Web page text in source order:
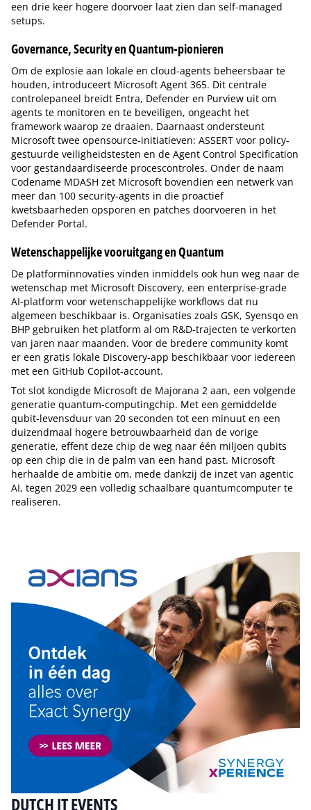
een drie keer hogere doorvoer laat zien dan self-managed
setups.
Governance, Security en Quantum-pionieren
Om de explosie aan lokale en cloud-agents beheersbaar te
houden, introduceert Microsoft Agent 365. Dit centrale
controlepaneel breidt Entra, Defender en Purview uit om
agents te monitoren en te beveiligen, ongeacht het
framework waarop ze draaien. Daarnaast ondersteunt
Microsoft twee opensource-initiatieven: ASSERT voor policy-
gestuurde veiligheidstesten en de Agent Control Specification
voor gestandaardiseerde procescontroles. Onder de naam
Codename MDASH zet Microsoft bovendien een netwerk van
meer dan 100 security-agents in die proactief
kwetsbaarheden opsporen en patches doorvoeren in het
Defender Portal.
Wetenschappelijke vooruitgang en Quantum
De platforminnovaties vinden inmiddels ook hun weg naar de
wetenschap met Microsoft Discovery, een enterprise-grade
AI-platform voor wetenschappelijke workflows dat nu
algemeen beschikbaar is. Organisaties zoals GSK, Syensqo en
BHP gebruiken het platform al om R&D-trajecten te verkorten
van jaren naar maanden. Voor de bredere community komt
er een gratis lokale Discovery-app beschikbaar voor iedereen
met een GitHub Copilot-account.
Tot slot kondigde Microsoft de Majorana 2 aan, een volgende
generatie quantum-computingchip. Met een gemiddelde
qubit-levensduur van 20 seconden tot een minuut en een
duizendmaal hogere betrouwbaarheid dan de vorige
generatie, effent deze chip de weg naar één miljoen qubits
op een chip die in de palm van een hand past. Microsoft
herhaalde de ambitie om, mede dankzij de inzet van agentic
AI, tegen 2029 een volledig schaalbare quantumcomputer te
realiseren.
DUTCH IT EVENTS